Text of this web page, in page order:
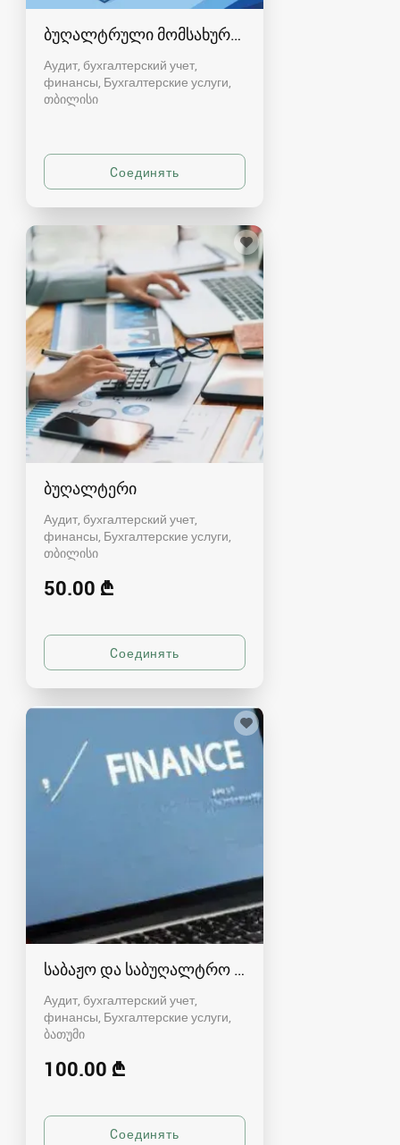
ბუღალტრული მომსახურება
Аудит, бухгалтерский учет,
финансы, Бухгалтерские услуги
თბილისი
ბუღალტერი
Аудит, бухгалтерский учет,
финансы, Бухгалтерские услуги
თბილისი
50.00 ₾
საბაჟო და საბუღალტრო დეკლარაციების
Аудит, бухгалтерский учет,
финансы, Бухгалтерские услуги
ბათუმი
100.00 ₾